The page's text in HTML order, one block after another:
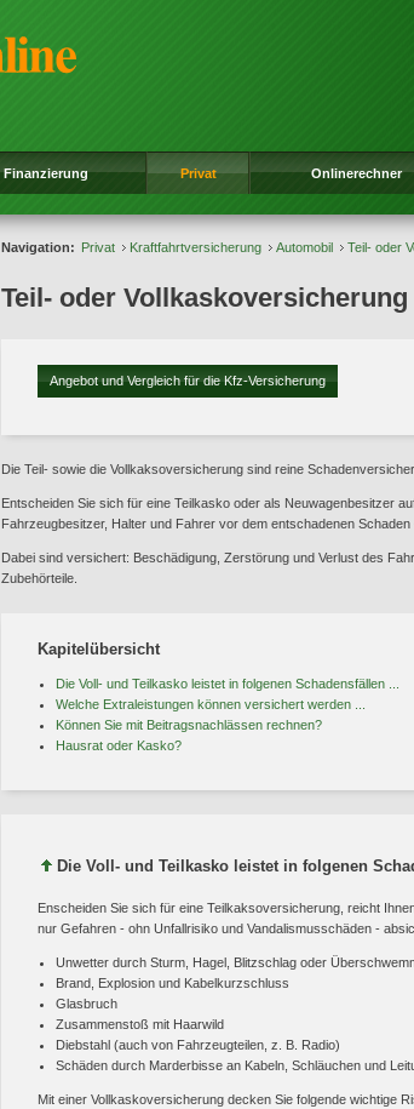
Finanzierung Privat Onlinerechner
Navigation: Privat Kraftfahrtversicherung Automobil Teil- oder
Teil- oder Vollkaskoversicherung
Angebot und Vergleich für die Kfz-Versicherung
Die Teil- sowie die Vollkaksoversicherung sind reine
Entscheiden Sie sich für eine Teilkasko oder als Neuwagenbesitzer
Fahrzeugbesitzer, Halter und Fahrer vor dem entschadenen
Dabei sind versichert: Beschädigung, Zerstörung und Verlust des
Zubehörteile.
Kapitelübersicht
Die Voll- und Teilkasko leistet in folgenen Schadensfällen ...
Welche Extraleistungen können versichert werden ...
Können Sie mit Beitragsnachlässen rechnen?
Hausrat oder Kasko?
Die Voll- und Teilkasko leistet in folgenen
Enscheiden Sie sich für eine Teilkaksoversicherung, reicht
nur Gefahren - ohn Unfallrisiko und Vandalismusschäden -
Unwetter durch Sturm, Hagel, Blitzschlag oder
Brand, Explosion und Kabelkurzschluss
Glasbruch
Zusammenstoß mit Haarwild
Diebstahl (auch von Fahrzeugteilen, z. B. Radio)
Schäden durch Marderbisse an Kabeln, Schläuchen und
Mit einer Vollkaskoversicherung decken Sie folgende wichtige